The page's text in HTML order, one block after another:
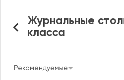
Журнальные
класса
Рекомендуемые